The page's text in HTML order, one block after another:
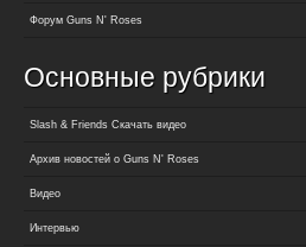
Форум Guns N' Roses
Основные рубрики
Slash & Friends Скачать видео
Архив новостей о Guns N' Roses
Видео
Интервью